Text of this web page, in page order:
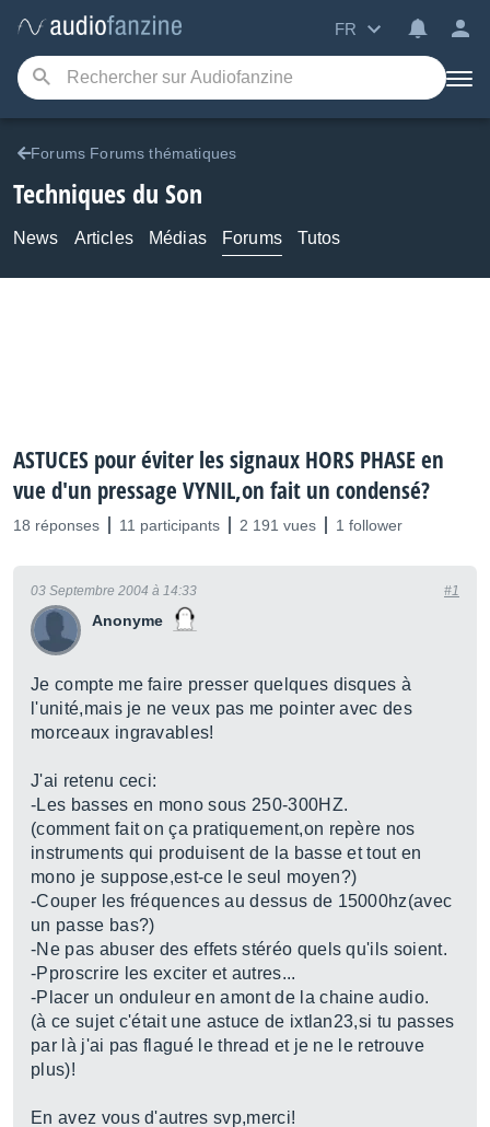
FR
Forums Forums thématiques
Techniques du Son
News Articles Médias Forums Tutos
ASTUCES pour éviter les signaux HORS PHASE en
vue d'un pressage VYNIL,on fait un condensé?
18 réponses 11 participants 2 191 vues 1 follower
Anonyme
03 Septembre 2004 à 14:33 #1
Je compte me faire presser quelques disques à
l'unité,mais je ne veux pas me pointer avec des
morceaux ingravables!
J'ai retenu ceci:
-Les basses en mono sous 250-300HZ.
(comment fait on ça pratiquement,on repère nos
instruments qui produisent de la basse et tout en
mono je suppose,est-ce le seul moyen?)
-Couper les fréquences au dessus de 15000hz(avec
un passe bas?)
-Ne pas abuser des effets stéréo quels qu'ils soient.
-Pproscrire les exciter et autres...
-Placer un onduleur en amont de la chaine audio.
(à ce sujet c'était une astuce de ixtlan23,si tu passes
par là j'ai pas flagué le thread et je ne le retrouve
plus)!
En avez vous d'autres svp,merci!